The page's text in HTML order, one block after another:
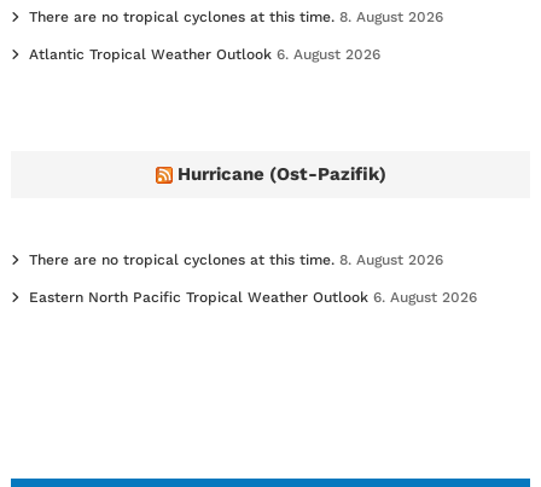
There are no tropical cyclones at this time. 8. August 2026
Atlantic Tropical Weather Outlook 6. August 2026
Hurricane (Ost-Pazifik)
There are no tropical cyclones at this time. 8. August 2026
Eastern North Pacific Tropical Weather Outlook 6. August 2026